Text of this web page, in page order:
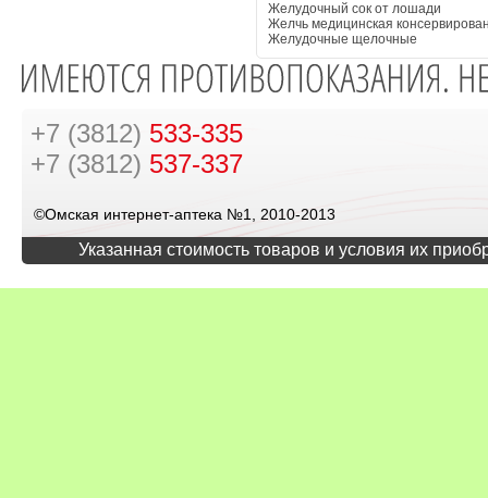
Желудочный сок от лошади
Желчь медицинская
Желудочные щелочные
+7 (3812) 533-335
+7 (3812) 537-337
©Омская интернет-аптека №1, 2010-2013
Указанная стоимость товаров и условия их